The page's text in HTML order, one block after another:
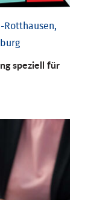
Rotthausen,
speziell für